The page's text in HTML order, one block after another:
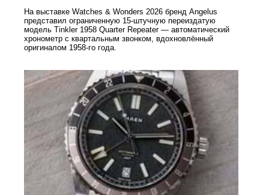
На выставке Watches & Wonders 2026 бренд Angelus
представил ограниченную 15‑штучную переиздатую
модель Tinkler 1958 Quarter Repeater — автоматический
хронометр с квартальным звонком, вдохновлённый
оригиналом 1958‑го года.